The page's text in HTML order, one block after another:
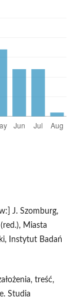
J. Szomburg,
Miasta
Instytut Badań
treść,
Studia